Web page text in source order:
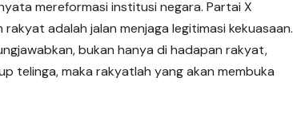
mereformasi institusi negara. Partai X
adalah jalan menjaga legitimasi kekuasaan.
bukan hanya di hadapan rakyat,
telinga, maka rakyatlah yang akan membuka